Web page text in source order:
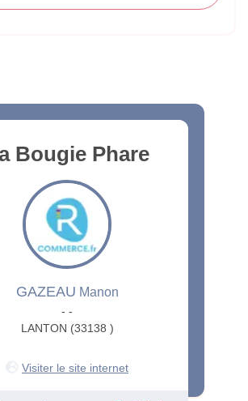
Bougie Phare
GAZEAU Manon
- -
LANTON (33138 )
Visiter le site internet